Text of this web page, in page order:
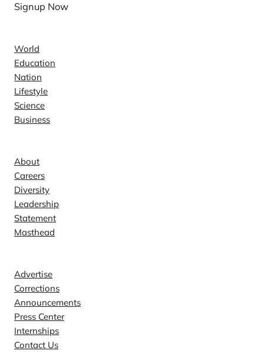
Signup Now
World
Education
Nation
Lifestyle
Science
Business
About
Careers
Diversity
Leadership
Statement
Masthead
Advertise
Corrections
Announcements
Press Center
Internships
Contact Us